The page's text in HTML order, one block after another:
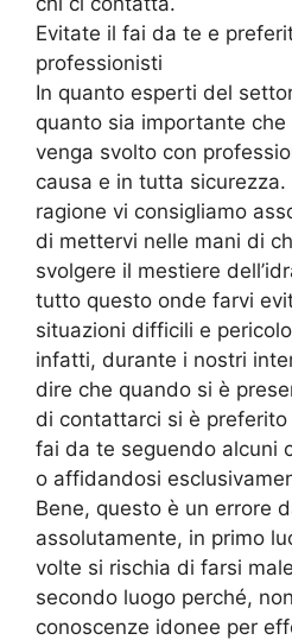
Evitate il fai da te e
professionisti
In quanto esperti del
quanto sia importante
venga svolto con
causa e in tutta
ragione vi consigliamo
di mettervi nelle mani di
svolgere il mestiere
tutto questo onde farvi
situazioni difficili e
infatti, durante i nostri
dire che quando si è
di contattarci si è
fai da te seguendo alcuni
o affidandosi
Bene, questo è un errore
assolutamente, in primo
volte si rischia di farsi
secondo luogo perché,
conoscenze idonee per